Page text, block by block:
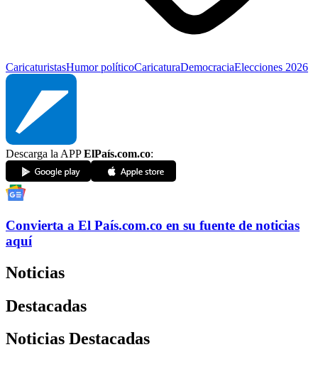
CaricaturistasHumor políticoCaricaturaDemocraciaElecciones 2026
Descarga la APPElPaís.com.co:
Convierta a El País.com.co en su fuente de noticias
aquí
Noticias
Destacadas
Noticias Destacadas